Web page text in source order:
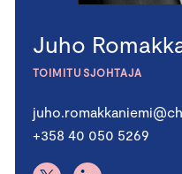
Juho
TOIMITUSJOHTAJA
+358 40 050 5269